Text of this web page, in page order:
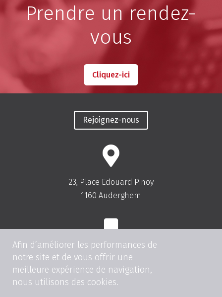
Prendre un rendez-
vous
Cliquez-ici
Rejoignez-nous
23, Place Edouard Pinoy
1160 Auderghem
Tel:+32(0)2.675.81.00
Fax: +32(0)2.675.83.00
Afin d’améliorer les performances de
notre site et de vous offrir une
meilleure expérience de navigation,
nous utilisons des cookies.